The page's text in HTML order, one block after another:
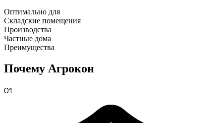
Оптимально для
Складские помещения
Производства
Частные дома
Преимущества
Почему Агрокон
01